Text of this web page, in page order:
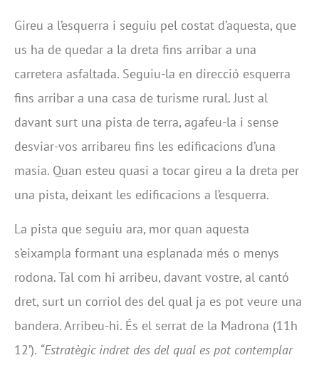
Gireu a l’esquerra i seguiu pel costat d’aquesta, que
us ha de quedar a la dreta fins arribar a una
carretera asfaltada. Seguiu-la en direcció esquerra
fins arribar a una casa de turisme rural. Just al
davant surt una pista de terra, agafeu-la i sense
desviar-vos arribareu fins les edificacions d’una
masia. Quan esteu quasi a tocar gireu a la dreta per
una pista, deixant les edificacions a l’esquerra.
La pista que seguiu ara, mor quan aquesta
s’eixampla formant una esplanada més o menys
rodona. Tal com hi arribeu, davant vostre, al cantó
dret, surt un corriol des del qual ja es pot veure una
bandera. Arribeu-hi. És el serrat de la Madrona (11h
12’). “Estratègic indret des del qual es pot contemplar